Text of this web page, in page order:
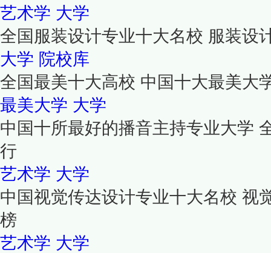
艺术学 大学
全国服装设计专业十大名校 服装设
大学 院校库
全国最美十大高校 中国十大最美大
最美大学 大学
中国十所最好的播音主持专业大学
行
艺术学 大学
中国视觉传达设计专业十大名校 视
榜
艺术学 大学